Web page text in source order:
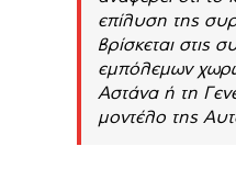
επίλυση της
βρίσκεται στις
εμπόλεμων
Αστάνα ή τη
μοντέλο της